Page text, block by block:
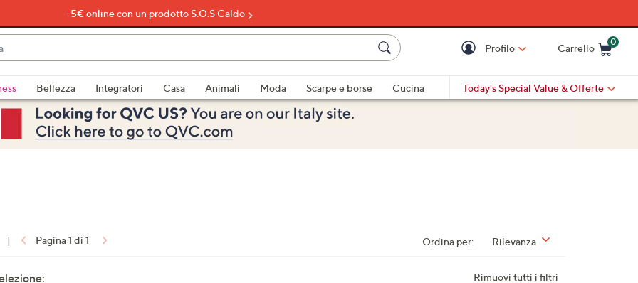
-5€ online con un prodotto S.O.S Caldo
Profilo Carrello
0
Bellezza Integratori Casa Animali Moda Scarpe e borse
Cucina
Today's Special Value & Offerte
| Pagina 1 di 1 Ordina per: Rilevanza
Rimuovi tutti i filtri